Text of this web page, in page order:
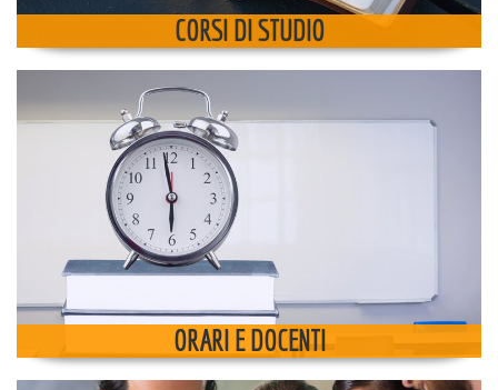
CORSI DI STUDIO
ORARI E DOCENTI